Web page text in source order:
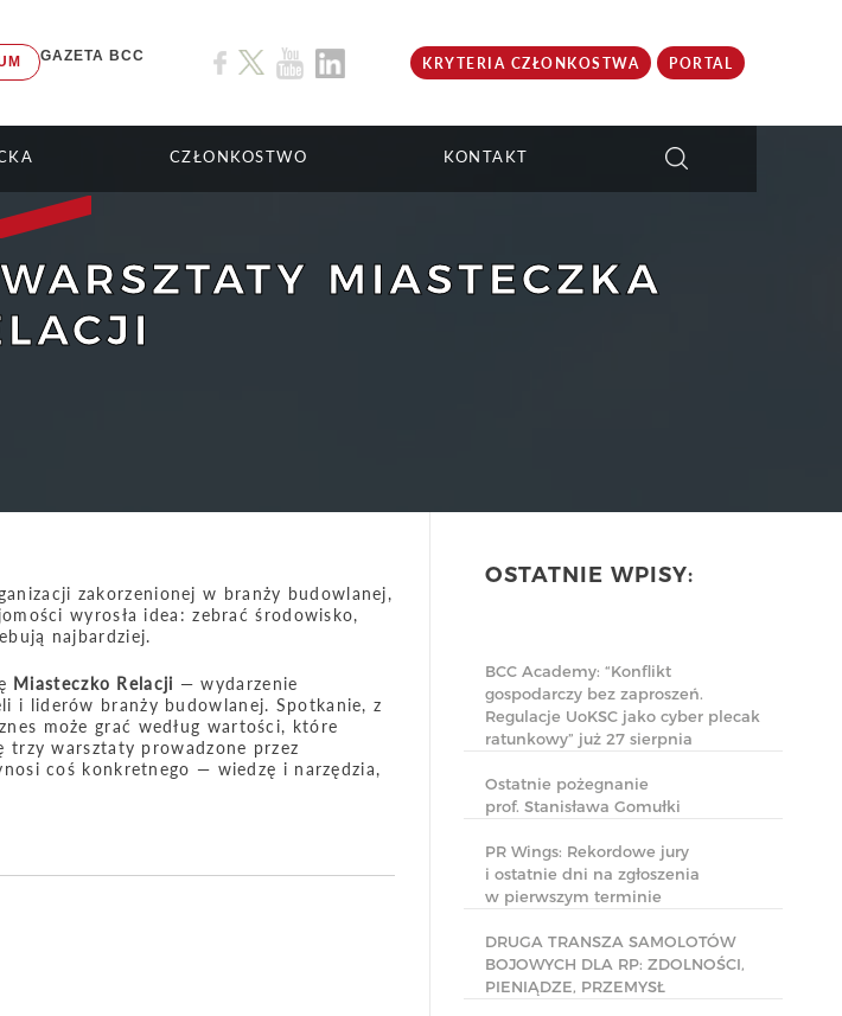
GAZETA BCC KRYTERIA CZŁONKOSTWA PORTAL
CZŁONKOSTWO KONTAKT
MIASTECZKA
OSTATNIE WPISY:
BCC Academy: “Konflikt
gospodarczy bez zaproszeń.
Regulacje UoKSC jako cyber plecak
ratunkowy” już 27 sierpnia
Ostatnie pożegnanie
prof. Stanisława Gomułki
PR Wings: Rekordowe jury
i ostatnie dni na zgłoszenia
w pierwszym terminie
DRUGA TRANSZA SAMOLOTÓW
BOJOWYCH DLA RP: ZDOLNOŚCI,
PIENIĄDZE, PRZEMYSŁ
zakorzenionej w branży budowlanej,
wyrosła idea: zebrać środowisko,
najbardziej.
Miasteczko Relacji — wydarzenie
i liderów branży budowlanej. Spotkanie, z
może grać według wartości, które
warsztaty prowadzone przez
coś konkretnego — wiedzę i narzędzia,